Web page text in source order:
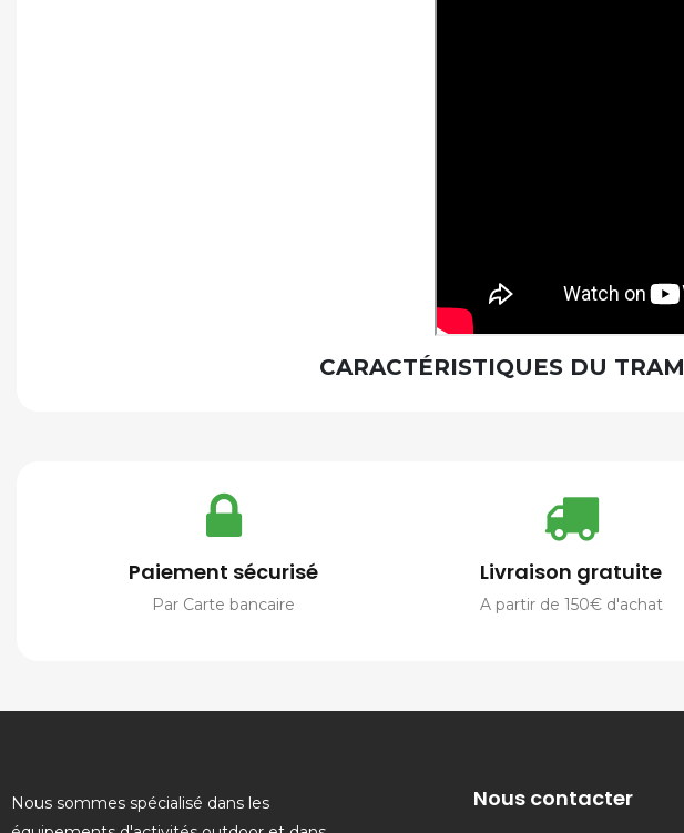
CARACTÉRISTIQUES DU
Paiement sécurisé
Par Carte bancaire
Livraison gratuite
A partir de 150€ d'achat
Nous sommes spécialisé dans les
Nous contacter